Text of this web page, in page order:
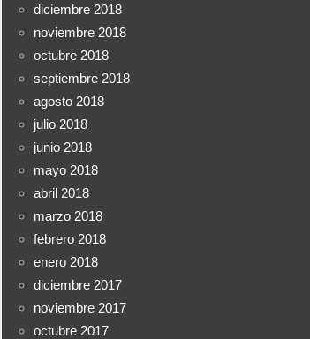
diciembre 2018
noviembre 2018
octubre 2018
septiembre 2018
agosto 2018
julio 2018
junio 2018
mayo 2018
abril 2018
marzo 2018
febrero 2018
enero 2018
diciembre 2017
noviembre 2017
octubre 2017